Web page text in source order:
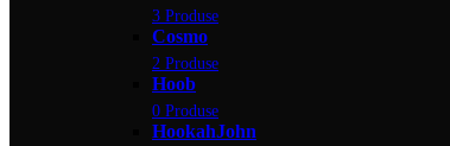
3 Produse
Cosmo
2 Produse
Hoob
0 Produse
HookahJohn